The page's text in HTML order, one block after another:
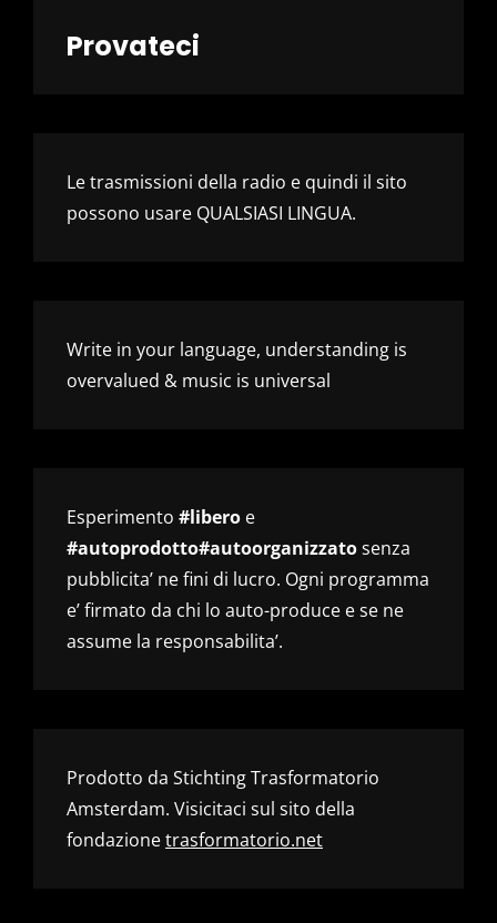
Provateci
Le trasmissioni della radio e quindi il sito
possono usare QUALSIASI LINGUA.
Write in your language, understanding is
overvalued & music is universal
Esperimento #libero e
#autoprodotto#autoorganizzatosenza
pubblicita’ ne fini di lucro. Ogni programma
e’ firmato da chi lo auto-produce e se ne
assume la responsabilita’.
Prodotto da Stichting Trasformatorio
Amsterdam. Visicitaci sul sito della
fondazionetrasformatorio.net